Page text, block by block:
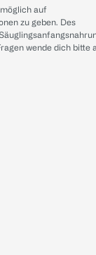
auf
zu geben. Des
wende dich bitte